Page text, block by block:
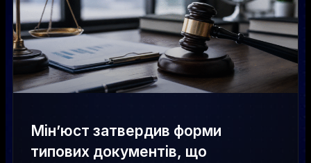
Мін’юст затвердив форми
типових документів, що